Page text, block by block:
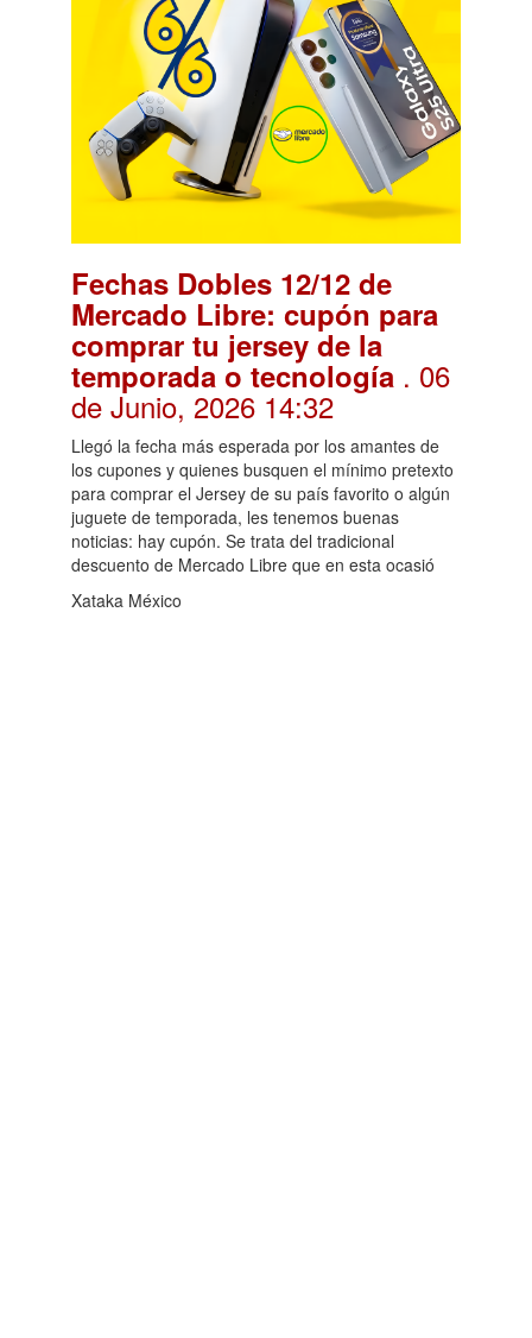
Fechas Dobles 12/12 de
Mercado Libre: cupón para
comprar tu jersey de la
temporada o tecnología . 06
de Junio, 2026 14:32
Llegó la fecha más esperada por los amantes de
los cupones y quienes busquen el mínimo pretexto
para comprar el Jersey de su país favorito o algún
juguete de temporada, les tenemos buenas
noticias: hay cupón. Se trata del tradicional
descuento de Mercado Libre que en esta ocasió
Xataka México